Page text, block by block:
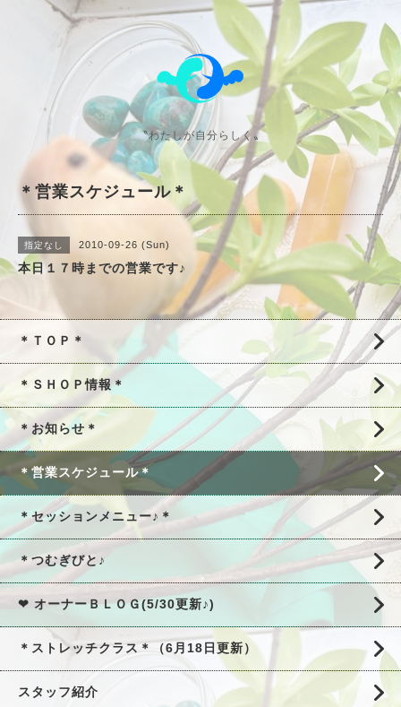
〝わたしが自分らしく〟
＊営業スケジュール＊
指定なし 2010-09-26 (Sun)
本日１７時までの営業です♪
＊ＴＯＰ＊
＊ＳＨＯＰ情報＊
＊お知らせ＊
＊営業スケジュール＊
＊セッションメニュー♪＊
＊つむぎびと♪
❤ オーナーＢＬＯＧ(5/30更新♪)
＊ストレッチクラス＊（6月18日更新）
スタッフ紹介